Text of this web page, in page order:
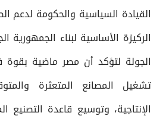
القيادة السياسية والحكومة لدعم
الركيزة الأساسية لبناء
الجولة لتؤكد أن مصر ماضية
تشغيل المصانع المتعثرة
الإنتاجية، وتوسيع قاعدة